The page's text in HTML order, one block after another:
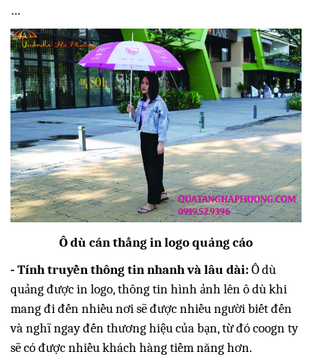
…
Ô dù cán thẳng in logo quảng cáo
- Tính truyền thông tin nhanh và lâu dài:Ô dù
quảng được in logo, thông tin hình ảnh lên ô dù khi
mang đi đến nhiều nơi sẽ được nhiều người biết đến
và nghĩ ngay đến thương hiệu của bạn, từ đó coogn ty
sẽ có được nhiều khách hàng tiềm năng hơn.